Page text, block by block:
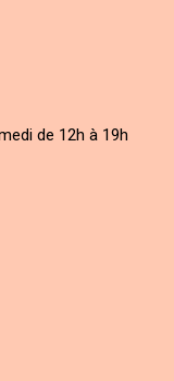
de 12h à 19h